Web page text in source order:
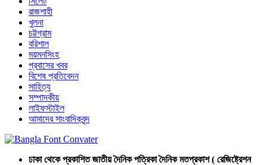
রাজশাহী
খুলনা
চট্টগ্রাম
বরিশাল
ময়মনসিংহ
প্রবাসের খবর
বিশেষ প্রতিবেদন
সাহিত্য
সম্পাদকীয়
লাইফস্টাইল
আমাদের সাংবাদিকবৃন্দ
ঢাকা থেকে প্রকাশিত জাতীয় দৈনিক পত্রিকা দৈনিক মতপ্রকাশ ( রেজিষ্ট্রেশন